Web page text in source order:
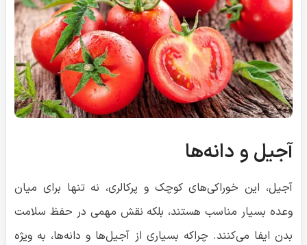
آجیل و دانه‌ها
آجیل، این خوراکی‌های کوچک و پرکالری، نه تنها برای میان
وعده بسیار مناسب هستند، بلکه نقش مهمی در حفظ سلامت
بدن ایفا می‌کنند. چراکه بسیاری از آجیل‌ها و دانه‌ها، به ویژه